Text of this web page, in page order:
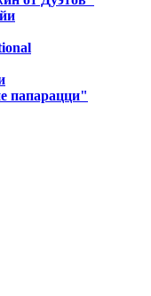
папарацци"